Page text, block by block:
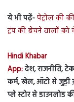
ये भी पढ़ें-पेट्रोल की
ट्रंप की बेचने वालों को
Hindi Khabar
App:देश, राजनीति,
कर्म, खेल, ऑटो से जुड़ी
प्ले स्टोर से डाउनलोड